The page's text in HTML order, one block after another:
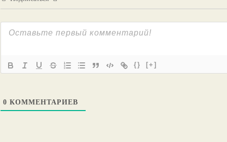
{} [+]
0 КОММЕНТАРИЕВ